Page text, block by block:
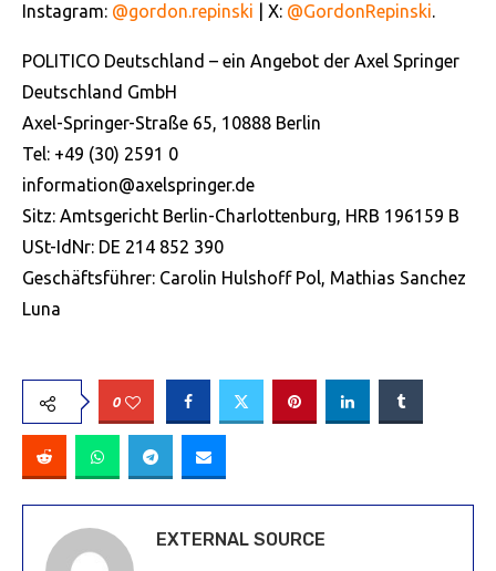
Instagram: ⁠@gordon.repinski⁠ | X: ⁠@GordonRepinski⁠.
POLITICO Deutschland – ein Angebot der Axel Springer
Deutschland GmbH
Axel-Springer-Straße 65, 10888 Berlin
Tel: +49 (30) 2591 0
⁠information@axelspringer.de⁠
Sitz: Amtsgericht Berlin-Charlottenburg, HRB 196159 B
USt-IdNr: DE 214 852 390
Geschäftsführer: Carolin Hulshoff Pol, Mathias Sanchez
Luna
0
EXTERNAL SOURCE